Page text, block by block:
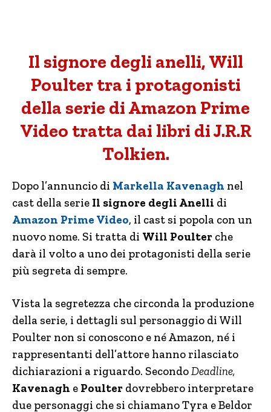
Il signore degli anelli, Will
Poulter tra i protagonisti
della serie di Amazon Prime
Video tratta dai libri di J.R.R
Tolkien.
Dopo l’annuncio di Markella Kavenagh nel
cast della serie Il signore degli Anelli di
Amazon Prime Video, il cast si popola con un
nuovo nome. Si tratta di Will Poulter che
darà il volto a uno dei protagonisti della serie
più segreta di sempre.
Vista la segretezza che circonda la produzione
della serie, i dettagli sul personaggio di Will
Poulter non si conoscono e né Amazon, né i
rappresentanti dell’attore hanno rilasciato
dichiarazioni a riguardo. SecondoDeadline,
Kavenagh e Poulter dovrebbero interpretare
due personaggi che si chiamano Tyra e Beldor